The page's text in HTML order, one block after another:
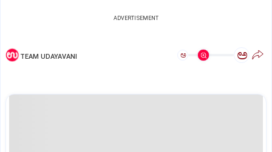
ADVERTISEMENT
TEAM UDAYAVANI ಅ ಅ